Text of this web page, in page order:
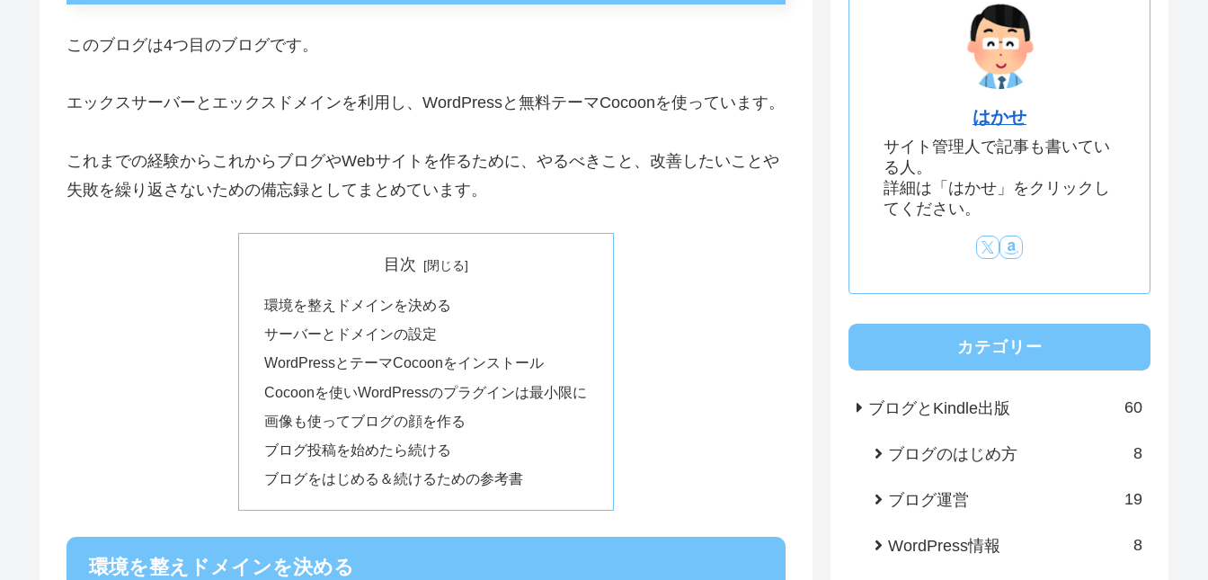
このブログは4つ目のブログです。
エックスサーバーとエックスドメインを利用し、WordPressと無料テーマCocoonを使っています。
これまでの経験からこれからブログやWebサイトを作るために、やるべきこと、改善したいことや
失敗を繰り返さないための備忘録としてまとめています。
目次
環境を整えドメインを決める
サーバーとドメインの設定
WordPressとテーマCocoonをインストール
Cocoonを使いWordPressのプラグインは最小限に
画像も使ってブログの顔を作る
ブログ投稿を始めたら続ける
ブログをはじめる＆続けるための参考書
環境を整えドメインを決める
はかせ
サイト管理人で記事も書いてい
る人。
詳細は「はかせ」をクリックし
てください。
カテゴリー
ブログとKindle出版 60
ブログのはじめ方 8
ブログ運営 19
WordPress情報 8